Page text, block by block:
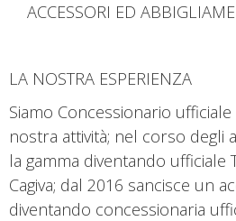
ACCESSORI ED
LA NOSTRA ESPERIENZA
Siamo Concessionario ufficiale
nostra attività; nel corso degli
la gamma diventando ufficiale
Cagiva; dal 2016 sancisce un
diventando concessionaria